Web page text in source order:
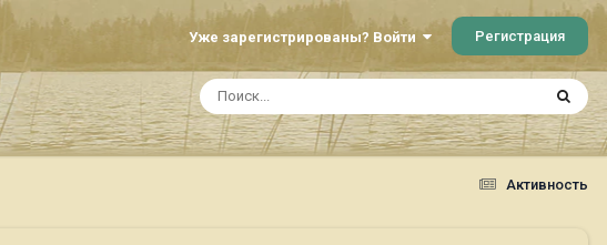
Уже зарегистрированы? Войти Регистрация
Активность